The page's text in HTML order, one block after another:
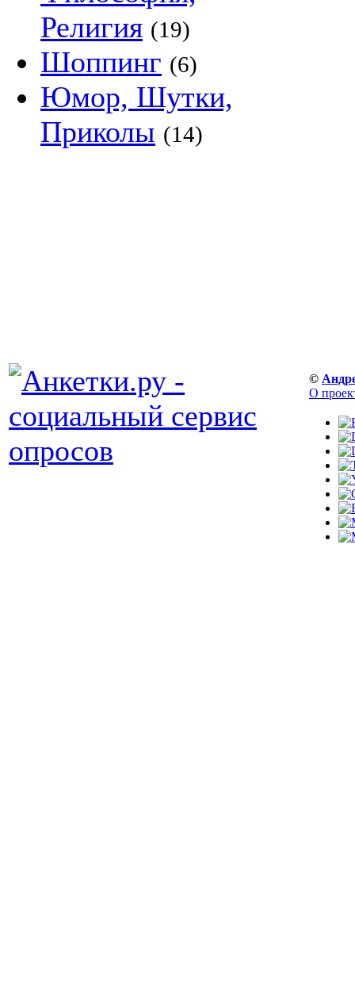
Религия (19)
Шоппинг (6)
Юмор, Шутки,
Приколы (14)
©
О